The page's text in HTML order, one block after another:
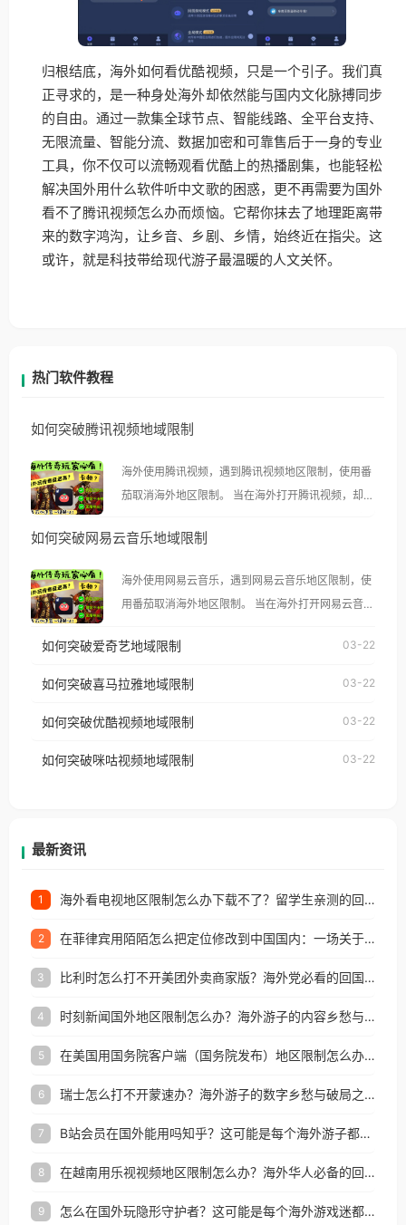
归根结底，海外如何看优酷视频，只是一个引子。我们真
正寻求的，是一种身处海外却依然能与国内文化脉搏同步
的自由。通过一款集全球节点、智能线路、全平台支持、
无限流量、智能分流、数据加密和可靠售后于一身的专业
工具，你不仅可以流畅观看优酷上的热播剧集，也能轻松
解决国外用什么软件听中文歌的困惑，更不再需要为国外
看不了腾讯视频怎么办而烦恼。它帮你抹去了地理距离带
来的数字鸿沟，让乡音、乡剧、乡情，始终近在指尖。这
或许，就是科技带给现代游子最温暖的人文关怀。
热门软件教程
如何突破腾讯视频地域限制
海外使用腾讯视频，遇到腾讯视频地区限制，使用番
茄取消海外地区限制。 当在海外打开腾讯视频，却突
示语。 海外用户如香港、澳门、台湾、美国、加拿
像其他音乐平台一样，出现地区及版权限制问题，且
仅能在中国大陆地区播放。 遇到这个问题的朋友们，
台湾、美国、加拿大、澳大利亚、欧洲等国家和地区
权限制所困扰。
如何突破网易云音乐地域限制
海外使用网易云音乐，遇到网易云音乐地区限制，使
用番茄取消海外地区限制。 当在海外打开网易云音
播放”的提示语。 海外用户如香港、澳门、台湾、美
制问题，且仅能在中国大陆地区播放。 遇到这个问题
户收听网易云音乐地区版权限制」的问题，无论人在
如何突破爱奇艺地域限制 03-22
如何突破喜马拉雅地域限制 03-22
如何突破优酷视频地域限制 03-22
如何突破咪咕视频地域限制 03-22
最新资讯
1 海外看电视地区限制怎么办下载不了？留学生亲测的回国加速方案（附2026世界杯观赛技巧）
2 在菲律宾用陌陌怎么把定位修改到中国国内：一场关于归属感与连接的探索
3 比利时怎么打不开美团外卖商家版？海外党必看的回国加速全攻略
4 时刻新闻国外地区限制怎么办？海外游子的内容乡愁与破局之路
5 在美国用国务院客户端（国务院发布）地区限制怎么办？3步解决海外看国内内容难题
6 瑞士怎么打不开蒙速办？海外游子的数字乡愁与破局之路
7 B站会员在国外能用吗知乎？这可能是每个海外游子都问过的问题
8 在越南用乐视视频地区限制怎么办？海外华人必备的回国加速攻略
9 怎么在国外玩隐形守护者？这可能是每个海外游戏迷都问过的问题